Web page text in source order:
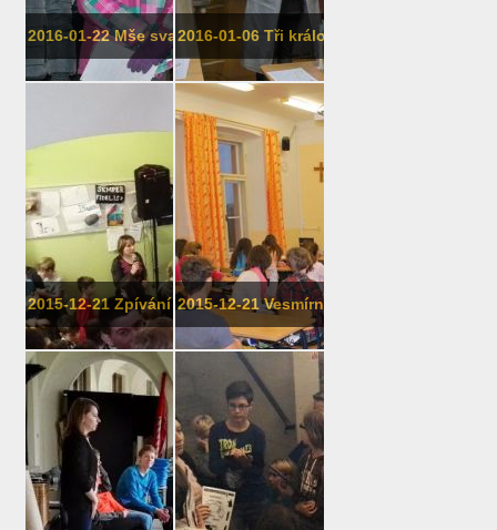
2016-01-22 Mše svatá ke cti sv. Anděl...
2016-01-06 Tři králové
2015-12-21 Zpívání na schodech2015-12-21 Vesmírný den v 8. třídě